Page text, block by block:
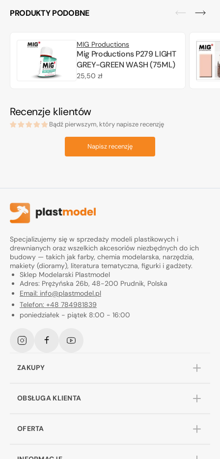
PRODUKTY PODOBNE
MIG Productions
Mig Productions P279 LIGHT
GREY-GREEN WASH (75ML)
Cena
25,50 zł
Recenzje klientów
Bądź pierwszym, który napisze recenzję
Napisz recenzję
Specjalizujemy się w sprzedaży modeli plastikowych i
drewnianych oraz wszelkich akcesoriów niezbędnych do ich
budowy — takich jak farby, chemia modelarska, narzędzia,
makiety (dioramy), literatura tematyczna, figurki i gadżety.
Sklep Modelarski Plastmodel
Adres: Prężyńska 26b, 48-200 Prudnik, Polska
Email: info@plastmodel.pl
Telefon: +48 784981839
poniedziałek - piątek 8:00 - 16:00
InstagramFacebookYouTube
ZAKUPY
OBSŁUGA KLIENTA
OFERTA